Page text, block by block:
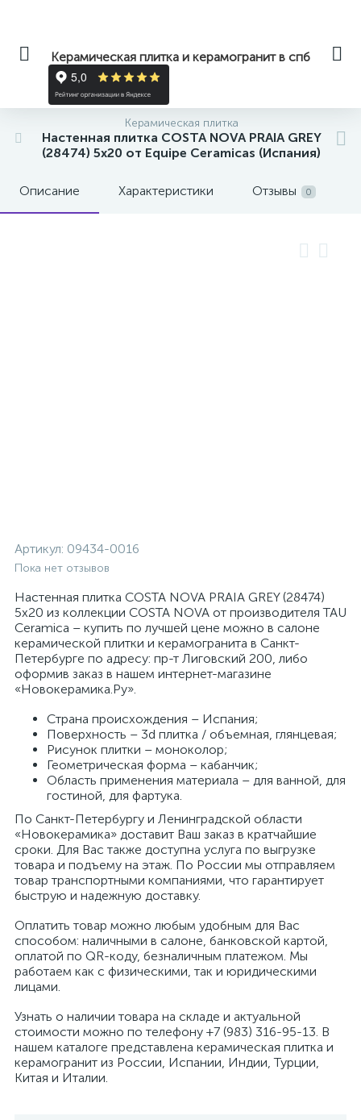
Керамическая плитка и керамогранит в спб
Керамическая плитка
Настенная плитка COSTA NOVA PRAIA GREY
(28474) 5x20 от Equipe Ceramicas (Испания)
Описание Характеристики Отзывы 0
Артикул: 09434-0016
Пока нет отзывов
Настенная плитка COSTA NOVA PRAIA GREY (28474)
5x20 из коллекции COSTA NOVA от производителя TAU
Ceramica – купить по лучшей цене можно в салоне
керамической плитки и керамогранита в Санкт-
Петербурге по адресу: пр-т Лиговский 200, либо
оформив заказ в нашем интернет-магазине
«Новокерамика.Ру».
Страна происхождения – Испания;
Поверхность – 3d плитка / объемная, глянцевая;
Рисунок плитки – моноколор;
Геометрическая форма – кабанчик;
Область применения материала – для ванной, для
гостиной, для фартука.
По Санкт-Петербургу и Ленинградской области
«Новокерамика» доставит Ваш заказ в кратчайшие
сроки. Для Вас также доступна услуга по выгрузке
товара и подъему на этаж. По России мы отправляем
товар транспортными компаниями, что гарантирует
быструю и надежную доставку.
Оплатить товар можно любым удобным для Вас
способом: наличными в салоне, банковской картой,
оплатой по QR-коду, безналичным платежом. Мы
работаем как с физическими, так и юридическими
лицами.
Узнать о наличии товара на складе и актуальной
стоимости можно по телефону +7 (983) 316-95-13. В
нашем каталоге представлена керамическая плитка и
керамогранит из России, Испании, Индии, Турции,
Китая и Италии.